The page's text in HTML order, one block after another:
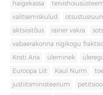
haigekassa
valitsemiskulud
aktsiisitõus rainer vakra
vabaerakonna riigikogu
Kristi Aria üleminek
Euroopa Liit Kaul Nurm
justiitsministeerium